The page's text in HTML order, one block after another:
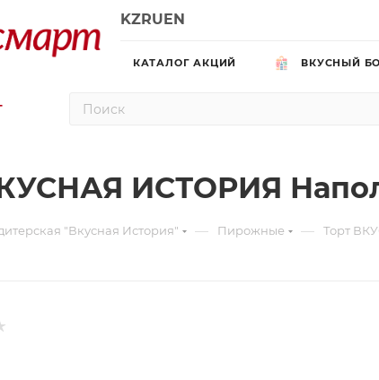
KZRUEN
КАТАЛОГ АКЦИЙ ВКУСНЫЙ
ИСТОРИЯ
"Вкусная История" — Пирожные — Торт